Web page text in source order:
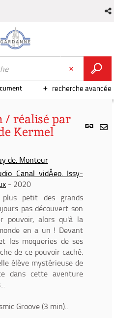
recherche avancée
Lien
/ réalisé par
Kermel
de. Monteur
Canal vidÂeo. Issy-
- 2020
plus petit des grands
pas découvert son
pouvoir, alors qu'à la
en a un ! Devant
les moqueries de ses
de ce pouvoir caché.
élève mystérieuse de
dans cette aventure
Groove (3 min)..